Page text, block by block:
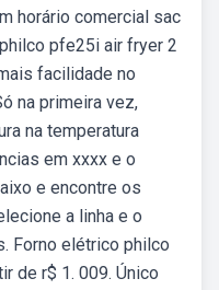
horário comercial sac
pfe25i air fryer 2
facilidade no
na primeira vez,
na temperatura
em xxxx e o
e encontre os
a linha e o
Forno elétrico philco
de r$ 1. 009. Único